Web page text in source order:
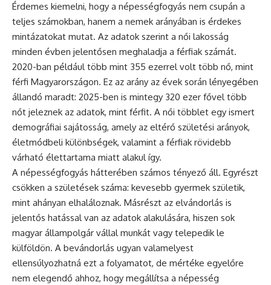
Érdemes kiemelni, hogy a népességfogyás nem csupán a
teljes számokban, hanem a nemek arányában is érdekes
mintázatokat mutat. Az adatok szerint a női lakosság
minden évben jelentősen meghaladja a férfiak számát.
2020-ban például több mint 355 ezerrel volt több nő, mint
férfi Magyarországon. Ez az arány az évek során lényegében
állandó maradt: 2025-ben is mintegy 320 ezer fővel több
nőt jeleznek az adatok, mint férfit. A női többlet egy ismert
demográfiai sajátosság, amely az eltérő születési arányok,
életmódbeli különbségek, valamint a férfiak rövidebb
várható élettartama miatt alakul így.
A népességfogyás hátterében számos tényező áll. Egyrészt
csökken a születések száma: kevesebb gyermek születik,
mint ahányan elhaláloznak. Másrészt az elvándorlás is
jelentős hatással van az adatok alakulására, hiszen sok
magyar állampolgár vállal munkát vagy telepedik le
külföldön. A bevándorlás ugyan valamelyest
ellensúlyozhatná ezt a folyamatot, de mértéke egyelőre
nem elegendő ahhoz, hogy megállítsa a népesség